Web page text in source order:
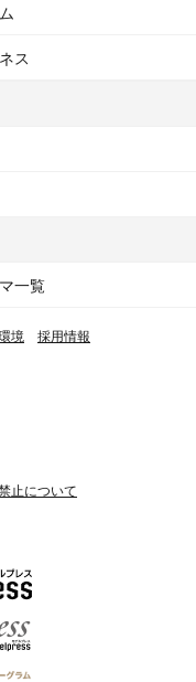
ス
一覧
境 採用情報
止について